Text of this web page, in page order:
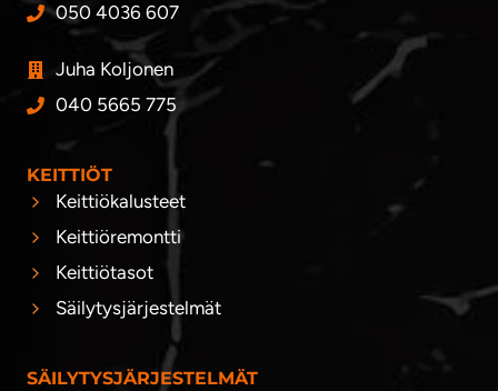
050 4036 607
Juha Koljonen
040 5665 775
KEITTIÖT
Keittiökalusteet
Keittiöremontti
Keittiötasot
Säilytysjärjestelmät
SÄILYTYSJÄRJESTELMÄT